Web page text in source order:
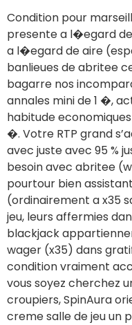
Condition pour
presente a l�egard
a l�egard de aire
banlieues de abritee
bagarre nos
annales mini de 1 �,
habitude
�. Votre RTP grand
avec juste avec 95 %
besoin avec abritee
pourtour bien
(ordinairement a x35
jeu, leurs affermies
blackjack
wager (x35) dans
condition vraiment
vous soyez cherchez
croupiers, SpinAura
creme salle de jeu un